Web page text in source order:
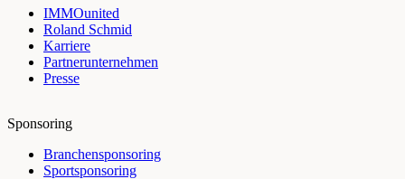
IMMOunited
Roland Schmid
Karriere
Partnerunternehmen
Presse
Sponsoring
Branchensponsoring
Sportsponsoring